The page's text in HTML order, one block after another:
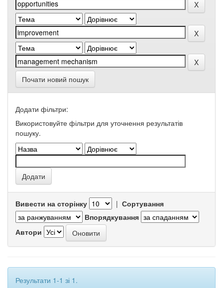
Почати новий пошук
Додати фільтри:
Використовуйте фільтри для уточнення результатів
пошуку.
Вивести на сторінку | Сортування
Впорядкування
Автори
Результати 1-1 зі 1.